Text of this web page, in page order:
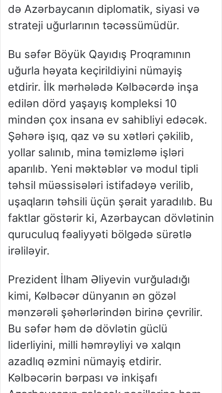
də Azərbaycanın diplomatik, siyasi və
strateji uğurlarının təcəssümüdür.
Bu səfər Böyük Qayıdış Proqramının
uğurla həyata keçirildiyini nümayiş
etdirir. İlk mərhələdə Kəlbəcərdə inşa
edilən dörd yaşayış kompleksi 10
mindən çox insana ev sahibliyi edəcək.
Şəhərə işıq, qaz və su xətləri çəkilib,
yollar salınıb, mina təmizləmə işləri
aparılıb. Yeni məktəblər və modul tipli
təhsil müəssisələri istifadəyə verilib,
uşaqların təhsili üçün şərait yaradılıb. Bu
faktlar göstərir ki, Azərbaycan dövlətinin
quruculuq fəaliyyəti bölgədə sürətlə
irəliləyir.
Prezident İlham Əliyevin vurğuladığı
kimi, Kəlbəcər dünyanın ən gözəl
mənzərəli şəhərlərindən birinə çevrilir.
Bu səfər həm də dövlətin güclü
liderliyini, milli həmrəyliyi və xalqın
azadlıq əzmini nümayiş etdirir.
Kəlbəcərin bərpası və inkişafı